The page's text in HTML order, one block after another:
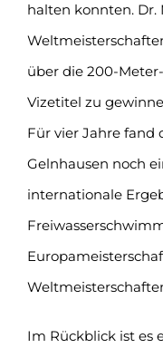
halten konnten. Dr.
über die 200-
Vizetitel zu
Für vier Jahre fand
Gelnhausen noch
internationale
Im Rückblick ist es